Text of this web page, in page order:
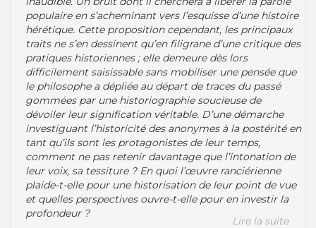
populaire en s’acheminant vers l’esquisse d’une histoire
hérétique. Cette proposition cependant, les principaux
traits ne s’en dessinent qu’en filigrane d’une critique des
pratiques historiennes ; elle demeure dès lors
difficilement saisissable sans mobiliser une pensée que
le philosophe a dépliée au départ de traces du passé
gommées par une historiographie soucieuse de
dévoiler leur signification véritable. D’une démarche
investiguant l’historicité des anonymes à la postérité en
tant qu’ils sont les protagonistes de leur temps,
comment ne pas retenir davantage que l’intonation de
leur voix, sa tessiture ? En quoi l’œuvre ranciérienne
plaide-t-elle pour une historisation de leur point de vue
et quelles perspectives ouvre-t-elle pour en investir la
profondeur ?
Lire la suite